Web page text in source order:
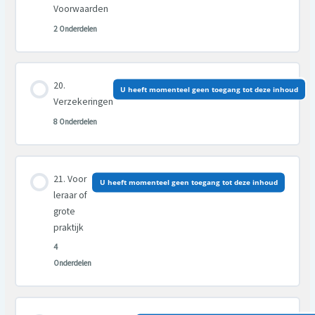
Voorwaarden
2 Onderdelen
0% VOLTOOID 0/2 Stappen
Verzekeringen
8 Onderdelen
U heeft momenteel geen toegang tot deze inhoud
0% VOLTOOID 0/8 Stappen
Voor
leraar of
grote
praktijk
4
Onderdelen
U heeft momenteel geen toegang tot deze inhoud